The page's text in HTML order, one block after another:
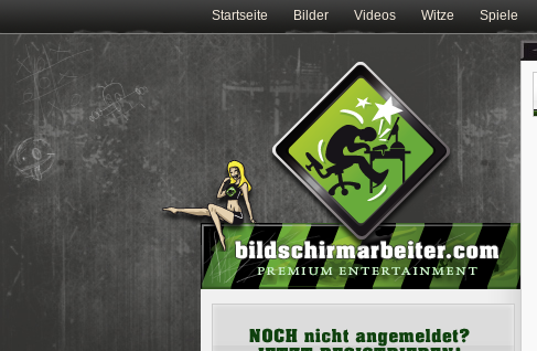
Startseite Bilder Videos Witze Spiele